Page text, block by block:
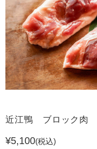
近江鴨 ブロック肉
¥5,100(税込)